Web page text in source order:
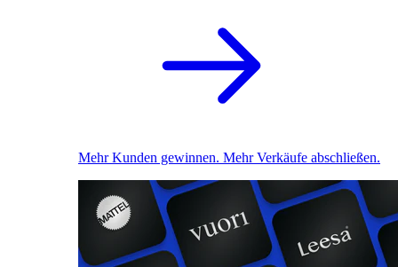
Mehr Kunden gewinnen. Mehr Verkäufe abschließen.